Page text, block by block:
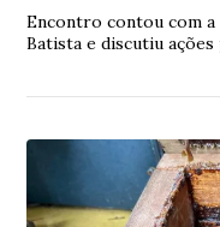
Encontro contou com
Batista e discutiu